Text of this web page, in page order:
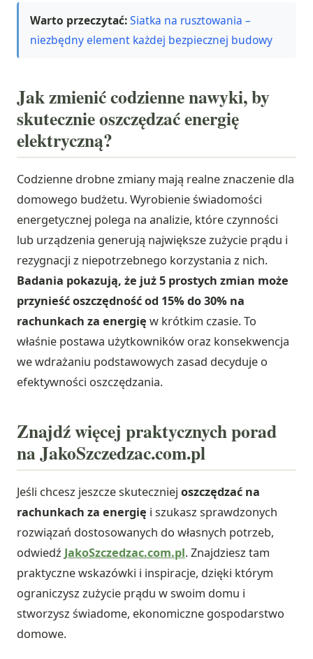
Warto przeczytać:Siatka na rusztowania –
niezbędny element każdej bezpiecznej budowy
Jak zmienić codzienne nawyki, by
skutecznie oszczędzać energię
elektryczną?
Codzienne drobne zmiany mają realne znaczenie dla
domowego budżetu. Wyrobienie świadomości
energetycznej polega na analizie, które czynności
lub urządzenia generują największe zużycie prądu i
rezygnacji z niepotrzebnego korzystania z nich.
Badania pokazują, że już 5 prostych zmian może
przynieść oszczędność od 15% do 30% na
rachunkach za energię w krótkim czasie. To
właśnie postawa użytkowników oraz konsekwencja
we wdrażaniu podstawowych zasad decyduje o
efektywności oszczędzania.
Znajdź więcej praktycznych porad
na JakoSzczedzac.com.pl
Jeśli chcesz jeszcze skuteczniej oszczędzać na
rachunkach za energię i szukasz sprawdzonych
rozwiązań dostosowanych do własnych potrzeb,
odwiedź JakoSzczedzac.com.pl. Znajdziesz tam
praktyczne wskazówki i inspiracje, dzięki którym
ograniczysz zużycie prądu w swoim domu i
stworzysz świadome, ekonomiczne gospodarstwo
domowe.